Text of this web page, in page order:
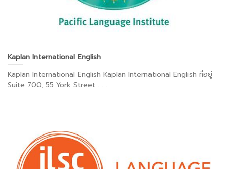
Kaplan International English
Kaplan International English Kaplan International English ที่อยู่
Suite 700, 55 York Street . . .